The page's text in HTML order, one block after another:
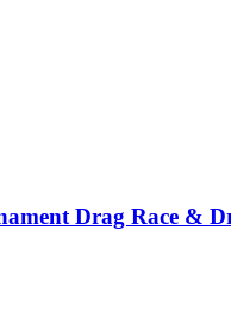
Drag Race &